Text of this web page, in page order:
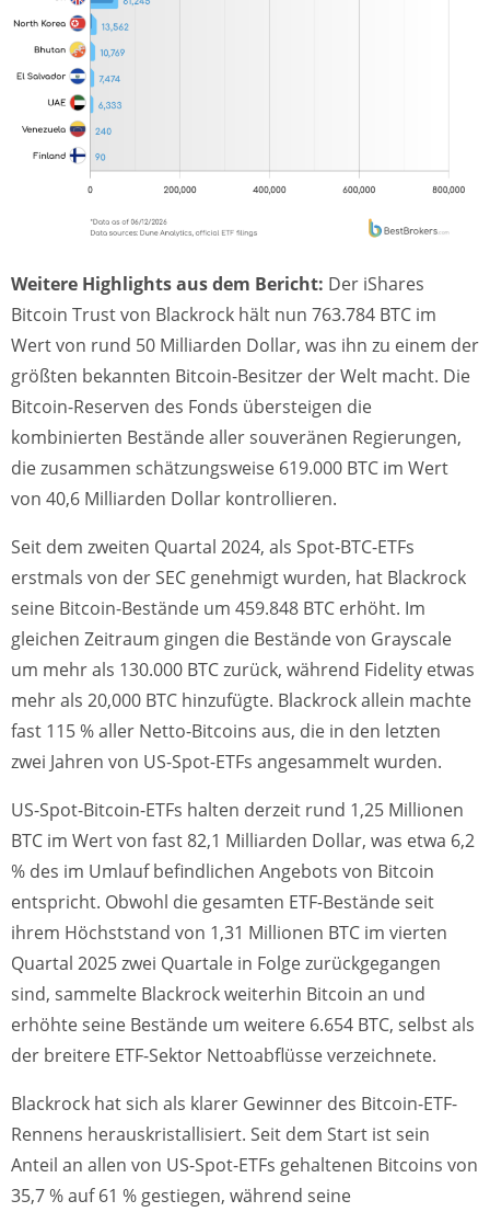
Weitere Highlights aus dem Bericht: Der iShares
Bitcoin Trust von Blackrock hält nun 763.784 BTC im
Wert von rund 50 Milliarden Dollar, was ihn zu einem der
größten bekannten Bitcoin-Besitzer der Welt macht. Die
Bitcoin-Reserven des Fonds übersteigen die
kombinierten Bestände aller souveränen Regierungen,
die zusammen schätzungsweise 619.000 BTC im Wert
von 40,6 Milliarden Dollar kontrollieren.
Seit dem zweiten Quartal 2024, als Spot-BTC-ETFs
erstmals von der SEC genehmigt wurden, hat Blackrock
seine Bitcoin-Bestände um 459.848 BTC erhöht. Im
gleichen Zeitraum gingen die Bestände von Grayscale
um mehr als 130.000 BTC zurück, während Fidelity etwas
mehr als 20,000 BTC hinzufügte. Blackrock allein machte
fast 115 % aller Netto-Bitcoins aus, die in den letzten
zwei Jahren von US-Spot-ETFs angesammelt wurden.
US-Spot-Bitcoin-ETFs halten derzeit rund 1,25 Millionen
BTC im Wert von fast 82,1 Milliarden Dollar, was etwa 6,2
% des im Umlauf befindlichen Angebots von Bitcoin
entspricht. Obwohl die gesamten ETF-Bestände seit
ihrem Höchststand von 1,31 Millionen BTC im vierten
Quartal 2025 zwei Quartale in Folge zurückgegangen
sind, sammelte Blackrock weiterhin Bitcoin an und
erhöhte seine Bestände um weitere 6.654 BTC, selbst als
der breitere ETF-Sektor Nettoabflüsse verzeichnete.
Blackrock hat sich als klarer Gewinner des Bitcoin-ETF-
Rennens herauskristallisiert. Seit dem Start ist sein
Anteil an allen von US-Spot-ETFs gehaltenen Bitcoins von
35,7 % auf 61 % gestiegen, während seine